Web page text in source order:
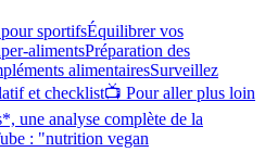
sportifsÉquilibrer vos
alimentsPréparation des
alimentairesSurveillez
et checklist📺 Pour aller plus loin
une analyse complète de la
: "nutrition vegan